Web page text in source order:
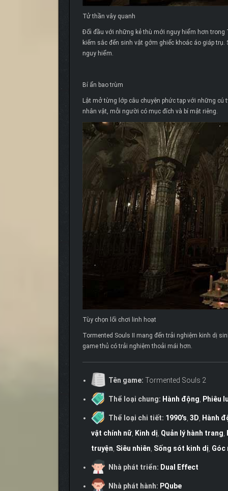
Tử thần vây quanh
Đối đầu với những kẻ thù mới nguy hiểm hơn
kiếm sắc đến sinh vật gớm ghiếc khoác áo giáp
nguy hiểm.
Bí ẩn bao trùm
Lật mở từng lớp câu chuyện phức tạp với những
nhân vật, mỗi người có mục đích và bí mật riêng.
Tùy chọn lối chơi linh hoạt
Tormented Souls II mang đến trải nghiệm kinh dị
game thủ có trải nghiệm thoải mái hơn.
Tên game: Tormented Souls 2
Thể loại chung: Hành động, Phiêu
Thể loại chi tiết: 1990's, 3D, Hành
vật chính nữ, Kinh dị, Quản lý hành trang,
truyện, Siêu nhiên, Sống sót kinh dị, Góc
Nhà phát triển: Dual Effect
Nhà phát hành: PQube